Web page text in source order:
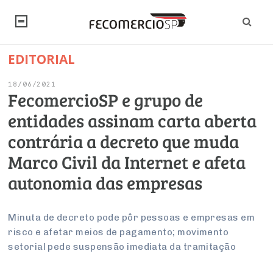
NOTÍCIAS
Artigos
Institucional
Debates Fecomercio-SP
PROJETOS ESPECIAIS:
UM BRASIL
Economia
Pesquisas
Brasil
Modernização do Estado
Trabalho
Arbitragem e Mediação
Reforma Tributária
Negócios
Atacado
Sustentabilidade
ESG
Últimas Notícias
PESQUISAS
INSTITUCIONAL
Imprensa
CONSELHOS
Conselho de Turismo
EMPRESAS
EDITORIAL
18/06/2021
FecomercioSP e grupo de
entidades assinam carta aberta
contrária a decreto que muda
Marco Civil da Internet e afeta
autonomia das empresas
Minuta de decreto pode pôr pessoas e empresas em
risco e afetar meios de pagamento; movimento
setorial pede suspensão imediata da tramitação